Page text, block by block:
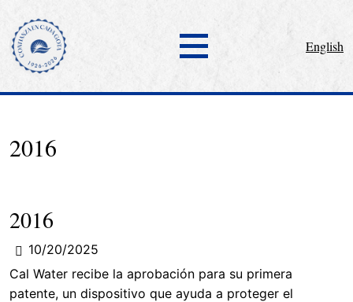
English
2016
2016
10/20/2025
Cal Water recibe la aprobación para su primera
patente, un dispositivo que ayuda a proteger el